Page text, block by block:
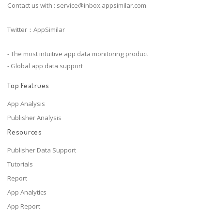
Contact us with : service@inbox.appsimilar.com
Twitter：AppSimilar
- The most intuitive app data monitoring product
- Global app data support
Top Featrues
App Analysis
Publisher Analysis
Resources
Publisher Data Support
Tutorials
Report
App Analytics
App Report